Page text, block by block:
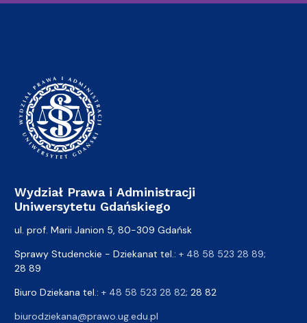
Wydział Prawa i Administracji
Uniwersytetu Gdańskiego
ul. prof. Marii Janion 5, 80-309 Gdańsk
Sprawy Studenckie - Dziekanat tel.: + 48 58 523 28 89;
28 89
Biuro Dziekana tel.: + 48 58 523 28 82; 28 82
biurodziekana@prawo.ug.edu.pl